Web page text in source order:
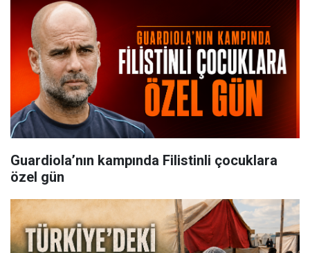
Guardiola’nın kampında Filistinli çocuklara
özel gün